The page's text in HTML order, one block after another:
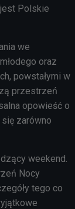
Polskie
we
oraz
powstałymi w
przestrzeń
opowieść o
zarówno
weekend.
Nocy
tego co